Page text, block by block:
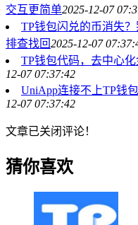
交互更简单2025-12-07
TP钱包闪兑的币消失
排查找回2025-12-07
TP钱包代码，去中心
12-07 07:37:42
UniApp连接不上TP钱
12-07 07:37:42
文章已关闭评论！
猜你喜欢